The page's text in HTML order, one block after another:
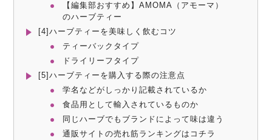
【編集部おすすめ】AMOMA（アモーマ）
のハーブティー
[4]ハーブティーを美味しく飲むコツ
ティーバックタイプ
ドライリーフタイプ
[5]ハーブティーを購入する際の注意点
学名などがしっかり記載されているか
食品用として輸入されているものか
同じハーブでもブランドによって味は違う
通販サイトの売れ筋ランキングはコチラ